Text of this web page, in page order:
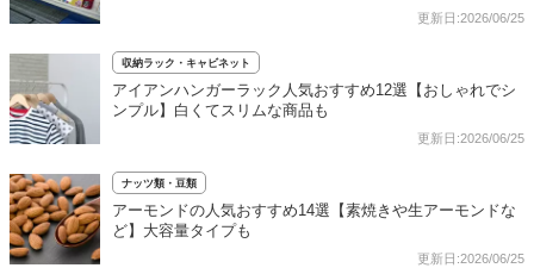
更新日:2026/06/25
収納ラック・キャビネット
アイアンハンガーラック人気おすすめ12選【おしゃれでシ
ンプル】白くてスリムな商品も
更新日:2026/06/25
ナッツ類・豆類
アーモンドの人気おすすめ14選【素焼きや生アーモンドな
ど】大容量タイプも
更新日:2026/06/25